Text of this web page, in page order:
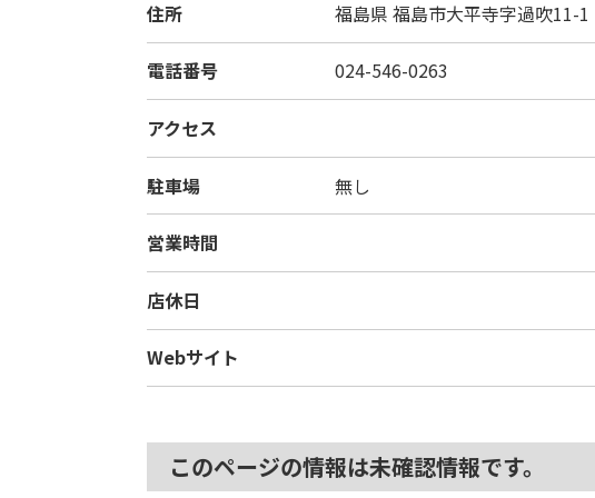
住所 福島県 福島市大平寺字過吹11-1
電話番号 024-546-0263
アクセス
駐車場 無し
営業時間
店休日
Webサイト
このページの情報は未確認情報です。